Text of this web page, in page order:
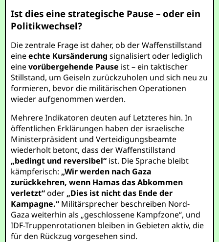
Ist dies eine strategische Pause – oder ein
Politikwechsel?
Die zentrale Frage ist daher, ob der Waffenstillstand
eineechte Kursänderung signalisiert oder lediglich
einevorübergehende Pause ist – ein taktischer
Stillstand, um Geiseln zurückzuholen und sich neu zu
formieren, bevor die militärischen Operationen
wieder aufgenommen werden.
Mehrere Indikatoren deuten auf Letzteres hin. In
öffentlichen Erklärungen haben der israelische
Ministerpräsident und Verteidigungsbeamte
wiederholt betont, dass der Waffenstillstand
„bedingt und reversibel“ ist. Die Sprache bleibt
kämpferisch: „Wir werden nach Gaza
zurückkehren, wenn Hamas das Abkommen
verletzt“oder „Dies ist nicht das Ende der
Kampagne.“ Militärsprecher beschreiben Nord-
Gaza weiterhin als „geschlossene Kampfzone“, und
IDF-Truppenrotationen bleiben in Gebieten aktiv, die
für den Rückzug vorgesehen sind.